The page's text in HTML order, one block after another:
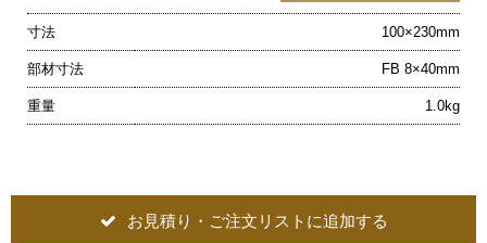
寸法 100×230mm
部材寸法 FB 8×40mm
重量 1.0kg
お見積り・ご注文リストに追加する